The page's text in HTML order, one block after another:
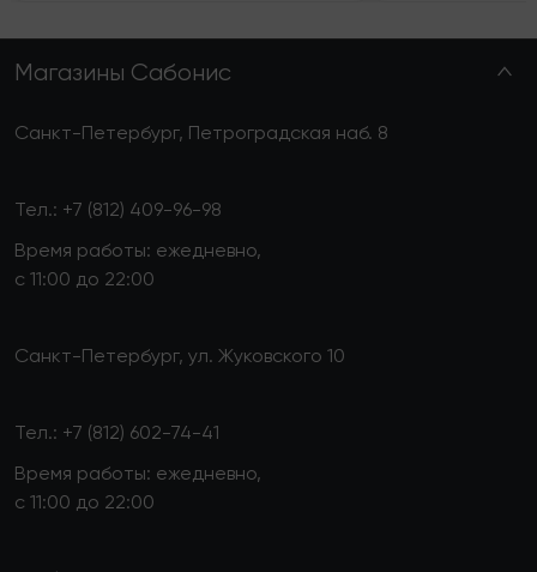
Магазины Сабонис
Санкт-Петербург, Петроградская наб. 8
Тел.: +7 (812) 409-96-98
Время работы: ежедневно,
с 11:00 до 22:00
Санкт-Петербург, ул. Жуковского 10
Тел.: +7 (812) 602-74-41
Время работы: ежедневно,
с 11:00 до 22:00